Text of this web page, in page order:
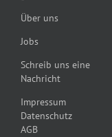
Über uns
Jobs
Schreib uns eine
Nachricht
Impressum
Datenschutz
AGB